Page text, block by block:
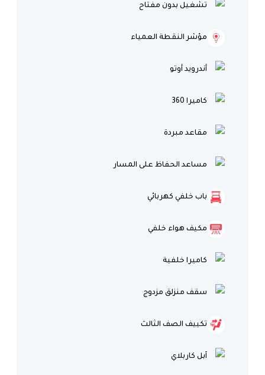
تشغيل بدون مفتاح
مؤشر النقطة العمياء
أندرويد أوتو
كاميرا 360
مقاعد مبردة
مساعد الحفاظ على المسار
باب خلفي كهربائي
مكيف هواء خلفي
كاميرا خلفية
سقف منزلق مزدوج
تكييف الصف الثالث
آبل كاربلاي